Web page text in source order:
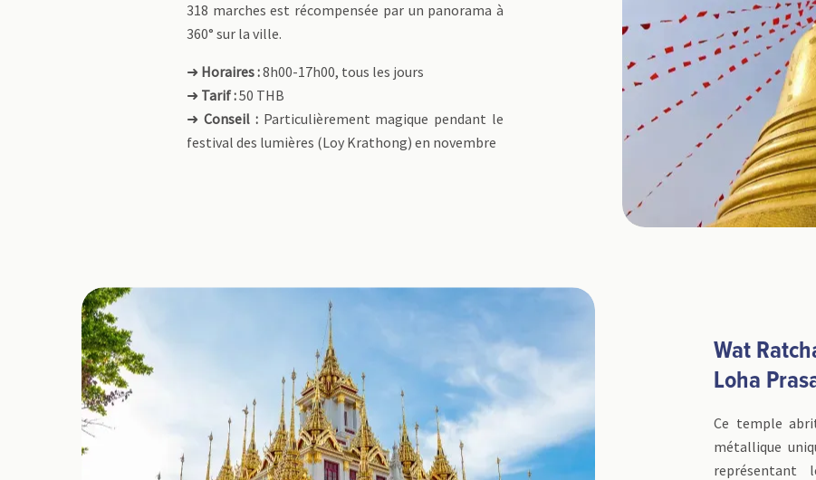
318 marches est récompensée par un panorama à
360° sur la ville.
➜ Horaires :8h00-17h00, tous les jours
➜ Tarif :50 THB
➜ Conseil : Particulièrement magique pendant le
festival des lumières (Loy Krathong) en novembre
Wat
Loha
Ce temple
métallique
représentant